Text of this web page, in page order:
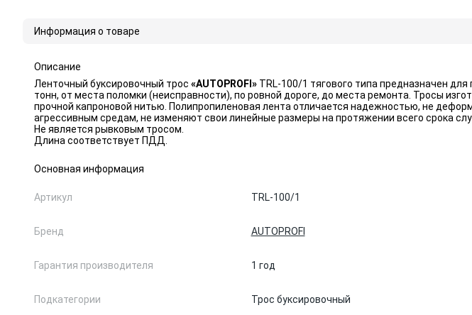
Информация о товаре
Описание
Ленточный буксировочный трос «AUTOPROFI» TRL-100/1 тягового типа предназначен
тонн, от места поломки (неисправности), по ровной дороге, до места ремонта. Тросы
прочной капроновой нитью. Полипропиленовая лента отличается надежностью, не
агрессивным средам, не изменяют свои линейные размеры на протяжении всего срока
Не является рывковым тросом.
Длина соответствует ПДД.
Основная информация
Артикул TRL-100/1
Бренд AUTOPROFI
Гарантия производителя 1 год
Подкатегории Трос буксировочный